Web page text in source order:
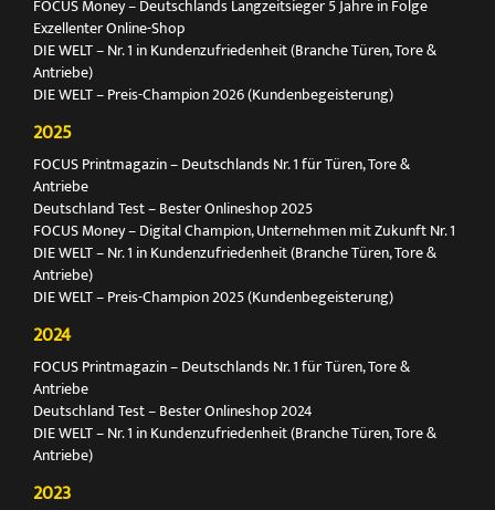
FOCUS Money – Deutschlands Langzeitsieger 5 Jahre in Folge
Exzellenter Online-Shop
DIE WELT – Nr. 1 in Kundenzufriedenheit (Branche Türen, Tore &
Antriebe)
DIE WELT – Preis-Champion 2026 (Kundenbegeisterung)
2025
FOCUS Printmagazin – Deutschlands Nr. 1 für Türen, Tore &
Antriebe
Deutschland Test – Bester Onlineshop 2025
FOCUS Money – Digital Champion, Unternehmen mit Zukunft Nr. 1
DIE WELT – Nr. 1 in Kundenzufriedenheit (Branche Türen, Tore &
Antriebe)
DIE WELT – Preis-Champion 2025 (Kundenbegeisterung)
2024
FOCUS Printmagazin – Deutschlands Nr. 1 für Türen, Tore &
Antriebe
Deutschland Test – Bester Onlineshop 2024
DIE WELT – Nr. 1 in Kundenzufriedenheit (Branche Türen, Tore &
Antriebe)
2023